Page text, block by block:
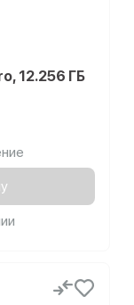
12.256 ГБ